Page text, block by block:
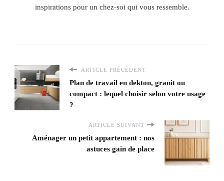
inspirations pour un chez-soi qui vous ressemble.
ARTICLE PRÉCÉDENT
Plan de travail en dekton, granit ou
compact : lequel choisir selon votre usage
?
ARTICLE SUIVANT
Aménager un petit appartement : nos
astuces gain de place